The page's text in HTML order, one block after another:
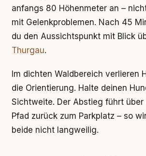
anfangs 80 Höhenmeter an –
mit Gelenkproblemen. Nach 45
du den Aussichtspunkt mit Blick
Thurgau.
Im dichten Waldbereich verlieren
die Orientierung. Halte deinen
Sichtweite. Der Abstieg führt über
Pfad zurück zum Parkplatz – so
beide nicht langweilig.